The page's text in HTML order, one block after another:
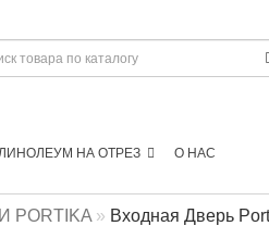
О НАС
НА ОТРЕЗ
Входная Дверь